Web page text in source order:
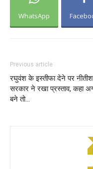
WhatsApp
Previous article
रघुवंश के इस्तीफा देने पर नीतीश
सरकार ने रखा प्रस्ताव, कहा
बने तो…